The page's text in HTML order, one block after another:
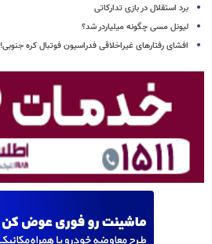
برد استقلال در بازی تدارکاتی
لیونل مسی چگونه میلیاردر شد؟
افشای رفتارهای غیراخلاقی فدراسیون فوتبال کره جنوبی!